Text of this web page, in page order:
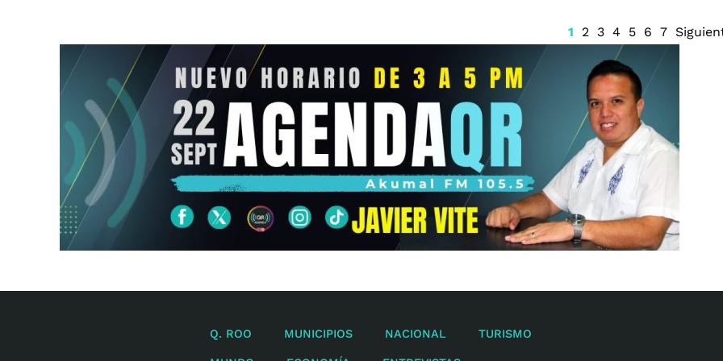
1 2 3 4 5 6 7
Q. ROO MUNICIPIOS NACIONAL TURISMO